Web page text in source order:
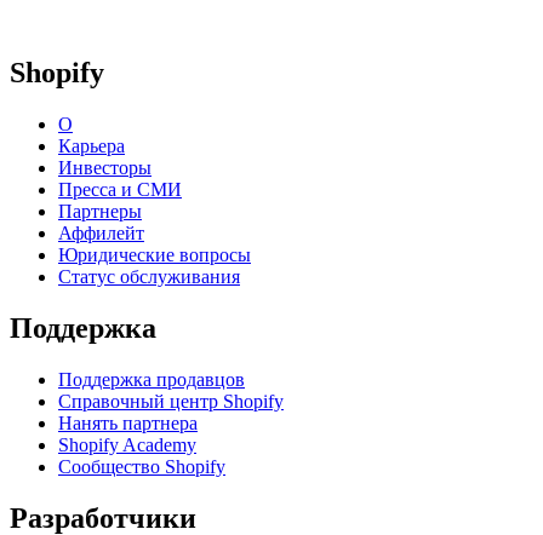
Shopify
О
Карьера
Инвесторы
Пресса и СМИ
Партнеры
Аффилейт
Юридические вопросы
Статус обслуживания
Поддержка
Поддержка продавцов
Справочный центр Shopify
Нанять партнера
Shopify Academy
Сообщество Shopify
Разработчики